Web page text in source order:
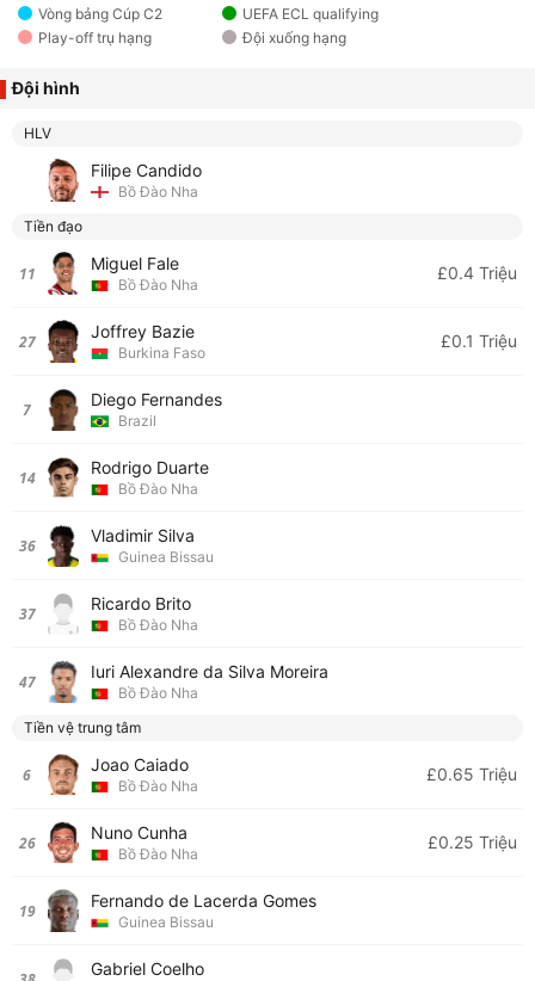
Vòng bảng Cúp C2
UEFA ECL qualifying
Play-off trụ hạng
Đội xuống hạng
Đội hình
HLV
Filipe Candido
Bồ Đào Nha
Tiền đạo
11 Miguel Fale
Bồ Đào Nha
£0.4 Triệu
27 Joffrey Bazie
Burkina Faso
£0.1 Triệu
7 Diego Fernandes
Brazil
14 Rodrigo Duarte
Bồ Đào Nha
36 Vladimir Silva
Guinea Bissau
37 Ricardo Brito
Bồ Đào Nha
47 Iuri Alexandre da Silva Moreira
Bồ Đào Nha
Tiền vệ trung tâm
6 Joao Caiado
Bồ Đào Nha
£0.65 Triệu
26 Nuno Cunha
Bồ Đào Nha
£0.25 Triệu
19 Fernando de Lacerda Gomes
Guinea Bissau
Gabriel Coelho